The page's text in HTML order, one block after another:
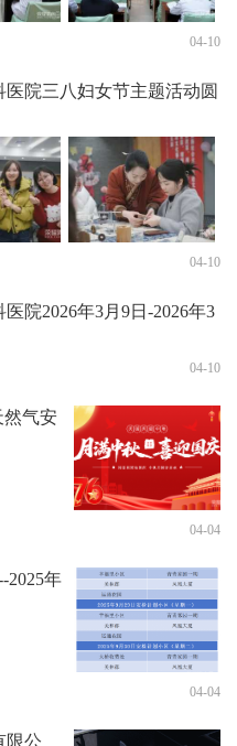
04-10
医院三八妇女节主题活动圆
04-10
院2026年3月9日-2026年3
04-10
然气安
04-04
2025年
04-04
限公